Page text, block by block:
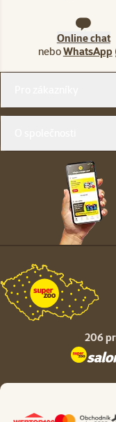
Online chat
neboWhatsApp
206